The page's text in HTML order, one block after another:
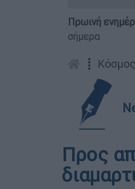
Πρωινή
σήμερα
┋ Κόσμος
Προς